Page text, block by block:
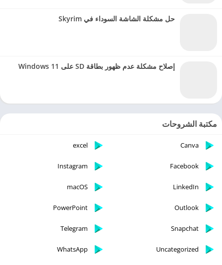
حل مشكلة الشاشة السوداء في Skyrim
إصلاح مشكلة عدم ظهور بطاقة SD على Windows 11
مكتبة الشروحات
Canva
excel
Facebook
Instagram
LinkedIn
macOS
Outlook
PowerPoint
Snapchat
Telegram
Uncategorized
WhatsApp